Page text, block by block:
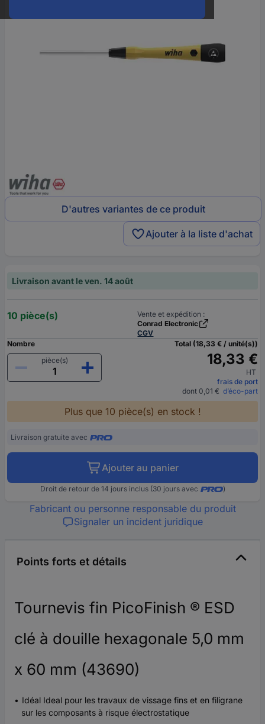
D'autres variantes de ce produit
Ajouter à la liste d'achat
Livraison avant le ven. 14 août
10 pièce(s)
Vente et expédition :
Conrad Electronic
CGV
Nombre
pièce(s)
Total (18,33 € / unité(s))
18,33 €
HT
frais de port
dont 0,01 € d’éco-part
Plus que 10 pièce(s) en stock !
Livraison gratuite avec
Ajouter au panier
Droit de retour de 14 jours inclus (30 jours avec )
Fabricant ou personne responsable du produit
Signaler un incident juridique
Points forts et détails
Tournevis fin PicoFinish ® ESD
clé à douille hexagonale 5,0 mm
x 60 mm (43690)
Idéal Ideal pour les travaux de vissage fins et en filigrane
sur les composants à risque électrostatique